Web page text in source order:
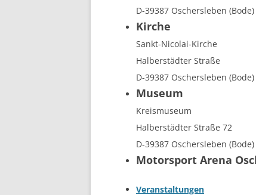
D-39387 Oschersleben
Kirche
Sankt-Nicolai-Kirche
Halberstädter Straße
D-39387 Oschersleben (Bode)
Museum
Kreismuseum
Halberstädter Straße 72
D-39387 Oschersleben
Motorsport Arena
Veranstaltungen